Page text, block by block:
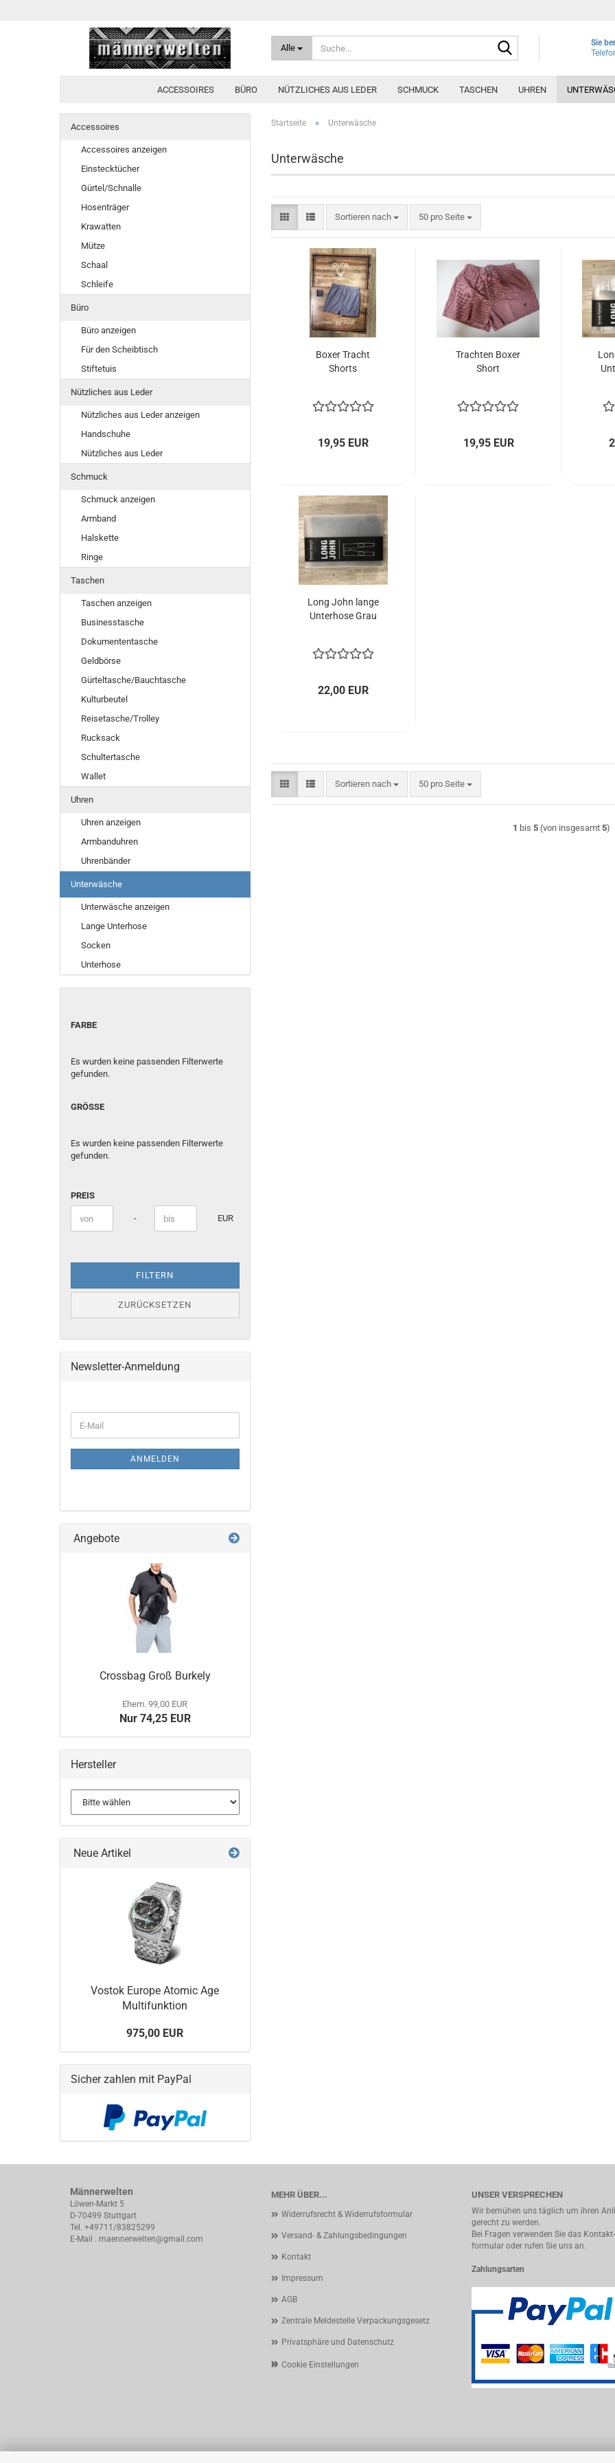
Alle
Sie
ACCESSOIRES BÜRO NÜTZLICHES AUS LEDER SCHMUCK TASCHEN UHREN
Startseite » Unterwäsche
Unterwäsche
Sortieren nach
Sortieren nach 50 pro Seite
pro Seite
Boxer Tracht
Shorts
19,95 EUR
Trachten Boxer
Short
19,95 EUR
Long John lange
Unterhose Grau
22,00 EUR
Sortieren nach
Sortieren nach 50 pro Seite
pro Seite
1 bis5 (von insgesamt5)
Accessoires
Accessoires anzeigen
Einstecktücher
Gürtel/Schnalle
Hosenträger
Krawatten
Mütze
Schaal
Schleife
Büro
Büro anzeigen
Für den Scheibtisch
Stiftetuis
Nützliches aus Leder
Nützliches aus Leder anzeigen
Handschuhe
Nützliches aus Leder
Schmuck
Schmuck anzeigen
Armband
Halskette
Ringe
Taschen
Taschen anzeigen
Businesstasche
Dokumententasche
Geldbörse
Gürteltasche/Bauchtasche
Kulturbeutel
Reisetasche/Trolley
Rucksack
Schultertasche
Wallet
Uhren
Uhren anzeigen
Armbanduhren
Uhrenbänder
Unterwäsche
Unterwäsche anzeigen
Lange Unterhose
Socken
Unterhose
FARBE
FARBE
Es wurden keine passenden Filterwerte
gefunden.
GRÖSSE
GRÖSSE
Es wurden keine passenden Filterwerte
gefunden.
PREIS
Preis bis - EUR
FILTERN
ZURÜCKSETZEN
Newsletter-Anmeldung
ZUR
E-
Mail
ANMELDEN
Angebote
Crossbag Groß Burkely
Ehem. 99,00 EUR
Nur 74,25 EUR
Hersteller
Neue Artikel
Vostok Europe Atomic Age
Multifunktion
975,00 EUR
Sicher zahlen mit PayPal
MEHR ÜBER...
Widerrufsrecht & Widerrufsformular
Versand- & Zahlungsbedingungen
Kontakt
Impressum
AGB
Zentrale Meldestelle Verpackungsgesetz
Privatsphäre und Datenschutz
Cookie Einstellungen
UNSER VERSPRECHEN
Wir bemühen uns täglich um ihren
gerecht zu werden.
Bei Fragen verwenden Sie das Kontakt-
formular oder rufen Sie uns an.
Zahlungsarten
Männerwelten
Löwen-Markt 5
D-70499 Stuttgart
Tel. +49711/83825299
E-Mail : maennerwelten@gmail.com